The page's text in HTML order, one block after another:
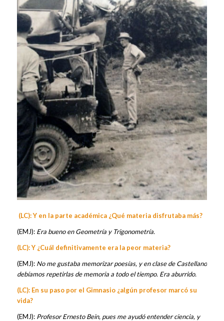
(LC): Y en la parte académica ¿Qué materia disfrutaba más?
(EMJ): Era bueno en Geometría y Trigonometría.
(LC): Y ¿Cuál definitivamente era la peor materia?
(EMJ): No me gustaba memorizar poesías, y en clase de Castellano
debíamos repetirlas de memoria a todo el tiempo. Era aburrido.
(LC): En su paso por el Gimnasio ¿algún profesor marcó su
vida?
(EMJ): Profesor Ernesto Bein, pues me ayudó entender ciencia, y